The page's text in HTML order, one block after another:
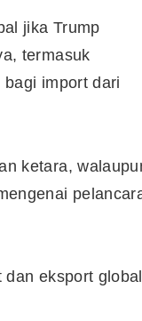
jika Trump
termasuk
import dari
ketara,
eksport